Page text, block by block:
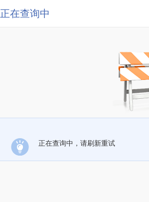
正在查询中
正在查询中，请刷新重试